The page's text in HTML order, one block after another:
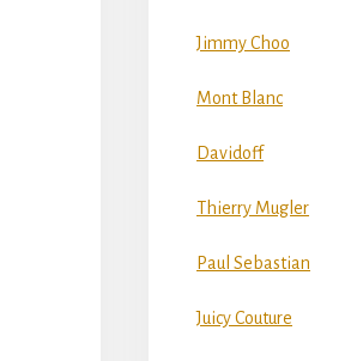
Jimmy Choo
Mont Blanc
Davidoff
Thierry Mugler
Paul Sebastian
Juicy Couture